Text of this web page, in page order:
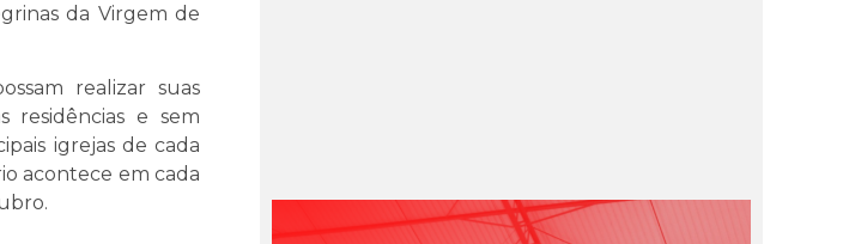
da Virgem de
realizar suas
residências e sem
igrejas de cada
acontece em cada